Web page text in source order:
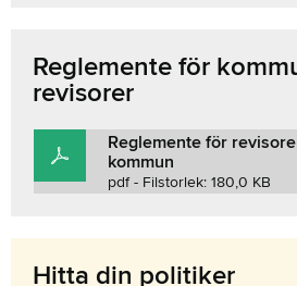
Reglemente för
revisorer
Reglemente för
kommun
pdf - Filstorlek: 180,0 KB
Hitta din politiker